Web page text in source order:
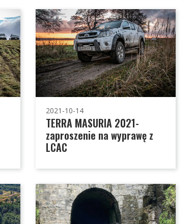
2021-10-14
TERRA MASURIA 2021-
zaproszenie na wyprawę z
LCAC